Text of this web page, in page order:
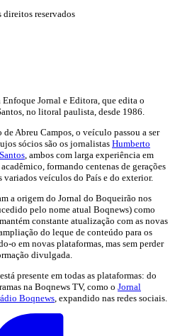
reservados
Jornal e Editora, que edita o
no litoral paulista, desde 1986.
Abreu Campos, o veículo passou a ser
sócios são os jornalistas Humberto
, ambos com larga experiência em
formando centenas de gerações
veículos do País e do exterior.
a origem do Jornal do Boqueirão nos
pelo nome atual Boqnews) como
constante atualização com as novas
do leque de conteúdo para os
o em novas plataformas, mas sem perder
divulgada.
presente em todas as plataformas: do
na Boqnews TV, como o Jornal
Boqnews , expandido nas redes sociais.